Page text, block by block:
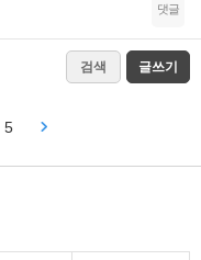
댓글
검색 글쓰기
5